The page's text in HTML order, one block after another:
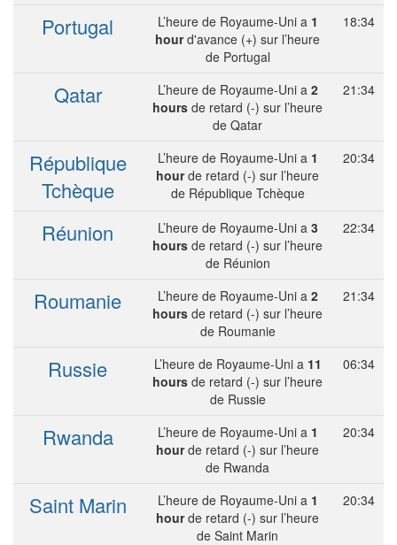
Portugal L’heure de Royaume-Uni a 1
hourd'avance (+) sur l’heure
de Portugal
18:34
Qatar L’heure de Royaume-Uni a 2
hours de retard (-) sur l’heure
de Qatar
21:34
République
Tchèque
L’heure de Royaume-Uni a 1
hourde retard (-) sur l’heure
de République Tchèque
20:34
Réunion L’heure de Royaume-Uni a 3
hours de retard (-) sur l’heure
de Réunion
22:34
Roumanie L’heure de Royaume-Uni a 2
hours de retard (-) sur l’heure
de Roumanie
21:34
Russie L’heure de Royaume-Uni a 11
hours de retard (-) sur l’heure
de Russie
06:34
Rwanda L’heure de Royaume-Uni a 1
hourde retard (-) sur l’heure
de Rwanda
20:34
Saint Marin L’heure de Royaume-Uni a 1
hourde retard (-) sur l’heure
de Saint Marin
20:34